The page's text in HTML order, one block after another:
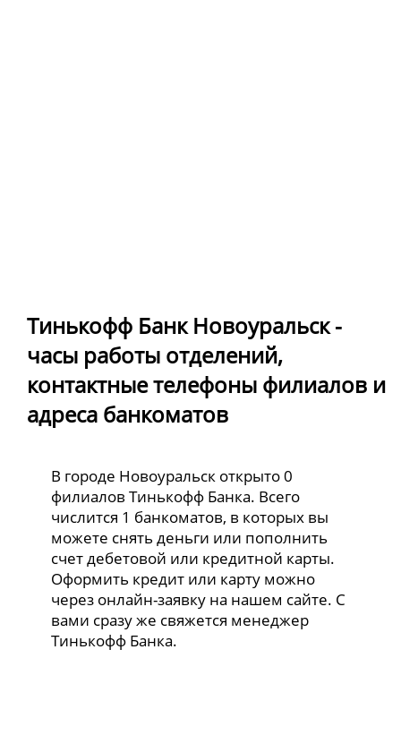
Тинькофф Банк Новоуральск -
часы работы отделений,
контактные телефоны филиалов и
адреса банкоматов
В городе Новоуральск открыто 0
филиалов Тинькофф Банка. Всего
числится 1 банкоматов, в которых вы
можете снять деньги или пополнить
счет дебетовой или кредитной карты.
Оформить кредит или карту можно
через онлайн-заявку на нашем сайте. С
вами сразу же свяжется менеджер
Тинькофф Банка.